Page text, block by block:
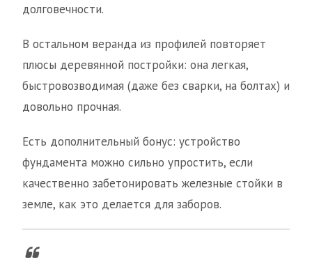
долговечности.
В остальном веранда из профилей повторяет
плюсы деревянной постройки: она легкая,
быстровозводимая (даже без сварки, на болтах) и
довольно прочная.
Есть дополнительный бонус: устройство
фундамента можно сильно упростить, если
качественно забетонировать железные стойки в
земле, как это делается для заборов.